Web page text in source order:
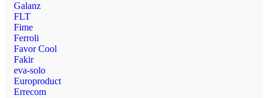
Galanz
FLT
Fime
Ferroli
Favor Cool
Fakir
eva-solo
Europroduct
Errecom